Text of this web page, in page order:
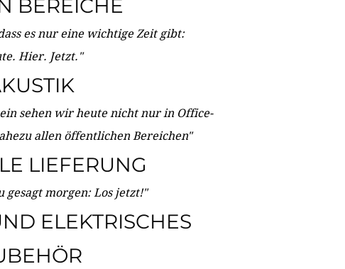
BEREICHE
es nur eine wichtige Zeit gibt:
Hier. Jetzt."
sehen wir heute nicht nur in Office-
allen öffentlichen Bereichen"
LIEFERUNG
gesagt morgen: Los jetzt!"
ELEKTRISCHES